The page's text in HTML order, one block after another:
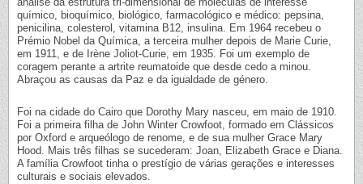
químico, bioquímico, biológico, farmacológico e médico: pepsina,
penicilina, colesterol, vitamina B12, insulina. Em 1964 recebeu o
Prémio Nobel da Química, a terceira mulher depois de Marie Curie,
em 1911, e de Irène Joliot-Curie, em 1935. Foi um exemplo de
coragem perante a artrite reumatoide que desde cedo a minou.
Abraçou as causas da Paz e da igualdade de género.
Foi na cidade do Cairo que Dorothy Mary nasceu, em maio de 1910.
Foi a primeira filha de John Winter Crowfoot, formado em Clássicos
por Oxford e arqueólogo de renome, e de sua mulher Grace Mary
Hood. Mais três filhas se sucederam: Joan, Elizabeth Grace e Diana.
A família Crowfoot tinha o prestígio de várias gerações e interesses
culturais e sociais elevados.